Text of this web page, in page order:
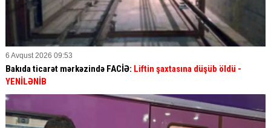
6 Avqust 2026 09:53
Bakıda ticarət mərkəzində FACİƏ: Liftin şaxtasına düşüb öldü -
YENİLƏNİB